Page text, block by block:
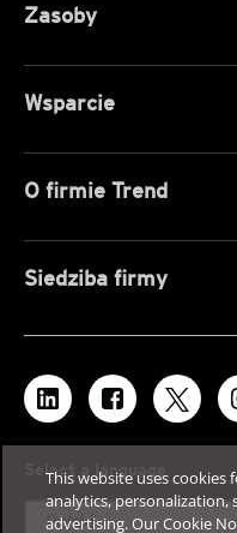
Zasoby
Wsparcie
O firmie Trend
Siedziba firmy
Select a language
Polski
This website uses
analytics, personalization,
advertising. Our Cookie